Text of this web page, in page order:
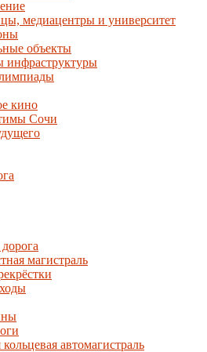
медиацентры и университет
объекты
инфраструктуры
кино
Сочи
магистраль
автомагистраль